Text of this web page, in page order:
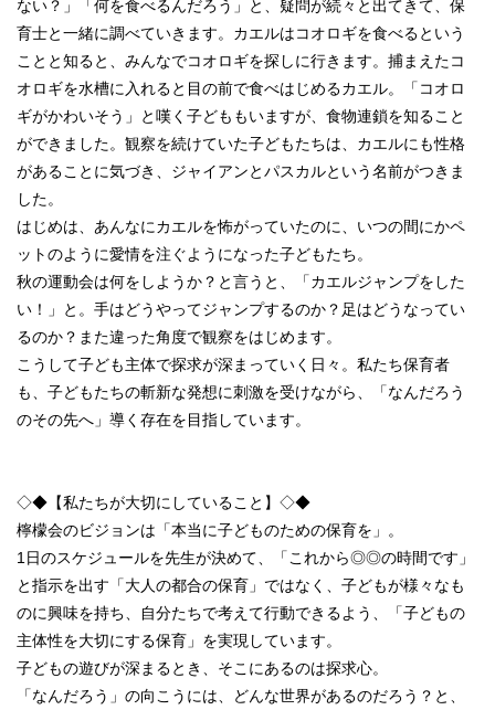
ない？」「何を食べるんだろう」と、疑問が続々と出てきて、保
育士と一緒に調べていきます。カエルはコオロギを食べるという
ことと知ると、みんなでコオロギを探しに行きます。捕まえたコ
オロギを水槽に入れると目の前で食べはじめるカエル。「コオロ
ギがかわいそう」と嘆く子どももいますが、食物連鎖を知ること
ができました。観察を続けていた子どもたちは、カエルにも性格
があることに気づき、ジャイアンとパスカルという名前がつきま
した。
はじめは、あんなにカエルを怖がっていたのに、いつの間にかペ
ットのように愛情を注ぐようになった子どもたち。
秋の運動会は何をしようか？と言うと、「カエルジャンプをした
い！」と。手はどうやってジャンプするのか？足はどうなってい
るのか？また違った角度で観察をはじめます。
こうして子ども主体で探求が深まっていく日々。私たち保育者
も、子どもたちの斬新な発想に刺激を受けながら、「なんだろう
のその先へ」導く存在を目指しています。
◇◆【私たちが大切にしていること】◇◆
檸檬会のビジョンは「本当に子どものための保育を」。
1日のスケジュールを先生が決めて、「これから◎◎の時間です」
と指示を出す「大人の都合の保育」ではなく、子どもが様々なも
のに興味を持ち、自分たちで考えて行動できるよう、「子どもの
主体性を大切にする保育」を実現しています。
子どもの遊びが深まるとき、そこにあるのは探求心。
「なんだろう」の向こうには、どんな世界があるのだろう？と、